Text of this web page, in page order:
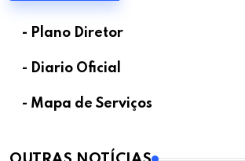
- Plano Diretor
- Diario Oficial
- Mapa de Serviços